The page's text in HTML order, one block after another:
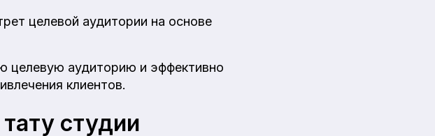
целевой аудитории на основе
целевую аудиторию и эффективно
клиентов.
студии